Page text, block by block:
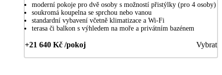
moderní pokoje pro dvě osoby s možností přistýlky (pro 4 osoby)
soukromá koupelna se sprchou nebo vanou
standardní vybavení včetně klimatizace a Wi-Fi
terasa či balkon s výhledem na moře a privátním bazénem
+21 640 Kč /pokoj Vybrat